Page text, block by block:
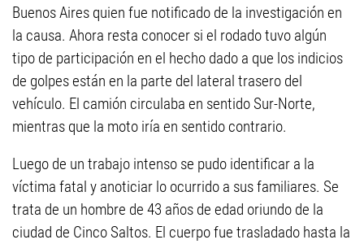
Buenos Aires quien fue notificado de la investigación en
la causa. Ahora resta conocer si el rodado tuvo algún
tipo de participación en el hecho dado a que los indicios
de golpes están en la parte del lateral trasero del
vehículo. El camión circulaba en sentido Sur-Norte,
mientras que la moto iría en sentido contrario.
Luego de un trabajo intenso se pudo identificar a la
víctima fatal y anoticiar lo ocurrido a sus familiares. Se
trata de un hombre de 43 años de edad oriundo de la
ciudad de Cinco Saltos. El cuerpo fue trasladado hasta la